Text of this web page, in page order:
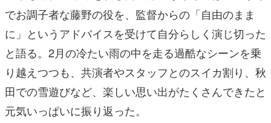
でお調子者な藤野の役を、監督からの「自由のまま
に」というアドバイスを受けて自分らしく演じ切った
と語る。2月の冷たい雨の中を走る過酷なシーンを乗
り越えつつも、共演者やスタッフとのスイカ割り、秋
田での雪遊びなど、楽しい思い出がたくさんできたと
元気いっぱいに振り返った。